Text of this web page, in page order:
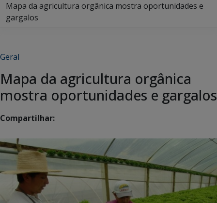
Mapa da agricultura orgânica mostra oportunidades e
gargalos
Geral
Mapa da agricultura orgânica
mostra oportunidades e gargalos
Compartilhar: